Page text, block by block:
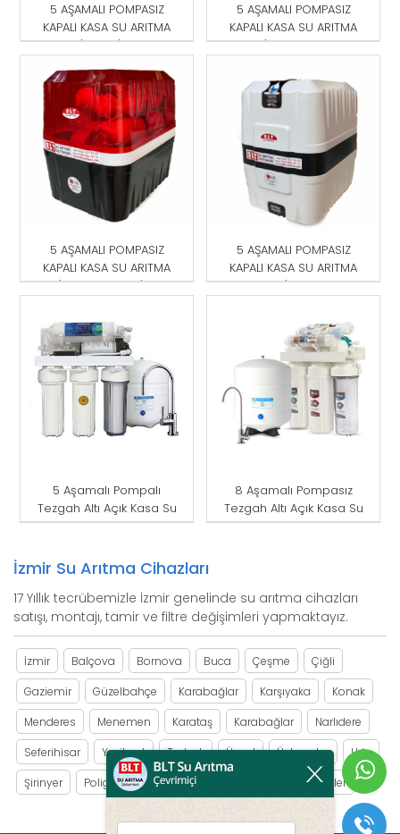
5 AŞAMALI POMPASIZ
KAPALI KASA SU ARITMA
CİHAZI SİYAH
5 AŞAMALI POMPASIZ
KAPALI KASA SU ARITMA
CİHAZI KIRMIZI
5 AŞAMALI POMPASIZ
KAPALI KASA SU ARITMA
CİHAZI KIRMIZI-SİYAH
5 AŞAMALI POMPASIZ
KAPALI KASA SU ARITMA
CİHAZI
5 Aşamalı Pompalı
Tezgah Altı Açık Kasa Su
Arıtma Cihazı
8 Aşamalı Pompasız
Tezgah Altı Açık Kasa Su
Arıtma Cihazı
İzmir Su Arıtma Cihazları
17 Yıllık tecrübemizle İzmir genelinde su arıtma cihazları
satışı, montajı, tamir ve filtre değişimleri yapmaktayız.
İzmir Balçova Bornova Buca Çeşme
Çiğli
Gaziemir
Güzelbahçe Karabağlar Karşıyaka
Konak
Menderes
Menemen Karataş Karabağlar
Narlıdere
Seferihisar
Yeşilyurt Torbalı Üçyol Üçkuyular
Urla
Şirinyer
Poligon Bozyaka Yağhaneler